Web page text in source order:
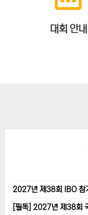
대회 안내
2027년 제38회 IBO 참